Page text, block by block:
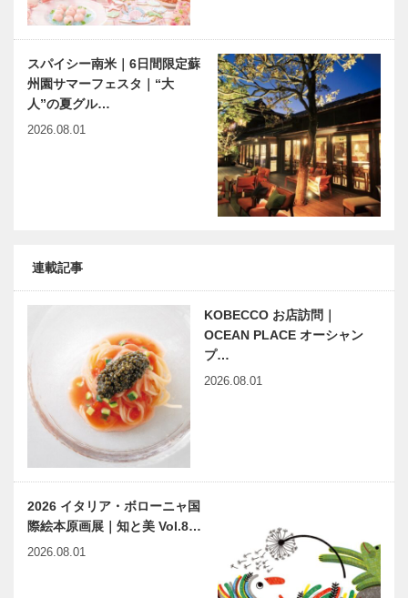
スパイシー南米｜6日間限定蘇
州園サマーフェスタ｜“大
人”の夏グル…
2026.08.01
連載記事
KOBECCO お店訪問｜
OCEAN PLACE オーシャン
プ…
2026.08.01
2026 イタリア・ボローニャ国
際絵本原画展｜知と美 Vol.8…
2026.08.01